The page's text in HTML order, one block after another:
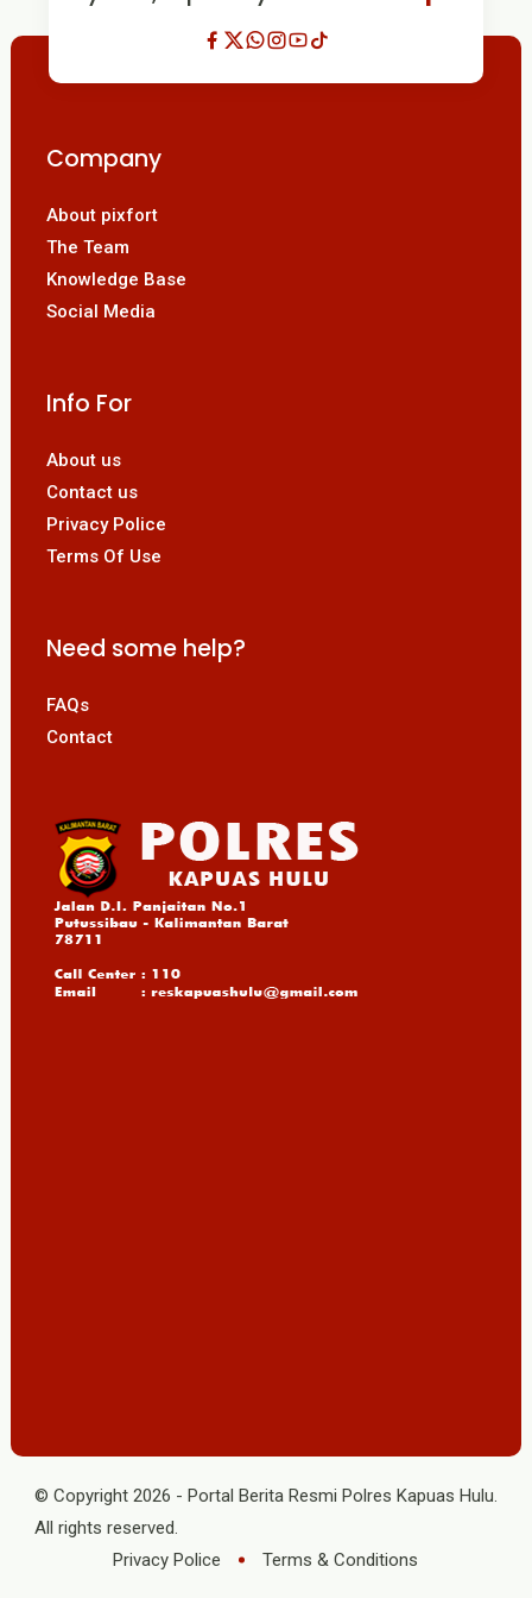
Company
About pixfort
The Team
Knowledge Base
Social Media
Info For
About us
Contact us
Privacy Police
Terms Of Use
Need some help?
FAQs
Contact
© Copyright 2026 - Portal Berita Resmi Polres Kapuas Hulu
All rights reserved.
Privacy Police
Terms & Conditions